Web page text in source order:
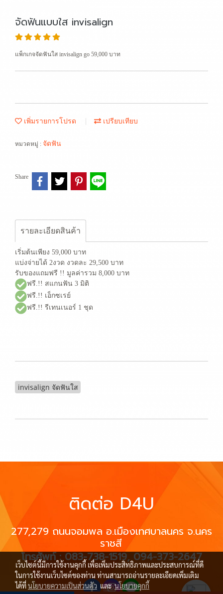
จัดฟันแบบใส invisalign
แพ็กเกจจัดฟันใส invisalign go 59,000 บาท
เพิ่มรายการโปรด เปรียบเทียบ
หมวดหมู่ : จัดฟัน
Share
รายละเอียดสินค้า
เริ่มต้นเพียง 59,000 บาท
แบ่งจ่ายได้ 2งวด งวดละ 29,500 บาท
รับของแถมฟรี !! มูลค่ารวม 8,000 บาท
ฟรี.!! สแกนฟัน 3 มิติ
ฟรี.!! เอ็กซเรย์
ฟรี.!! รีเทนเนอร์ 1 ชุด
invisalign จัดฟันใส
ติดต่อ D4U
277,279 ถนนจอมพล อ.เมืองเทศบาลนคร จ.นคร
ราชสี
โทรศัพท์ : 083-738-1519, 094-373-2647
เว็บไซต์นี้มีการใช้งานคุกกี้ เพื่อเพิ่มประสิทธิภาพและประสบการณ์ที่ดี
ในการใช้งานเว็บไซต์ของท่าน ท่านสามารถอ่านรายละเอียดเพิ่มเติม
ได้ที่นโยบายความเป็นส่วนตัว และนโยบายคุกกี้